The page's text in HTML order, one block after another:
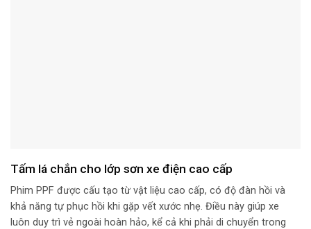
Tấm lá chắn cho lớp sơn xe điện cao cấp
Phim PPF được cấu tạo từ vật liệu cao cấp, có độ đàn hồi và
khả năng tự phục hồi khi gặp vết xước nhẹ. Điều này giúp xe
luôn duy trì vẻ ngoài hoàn hảo, kể cả khi phải di chuyển trong